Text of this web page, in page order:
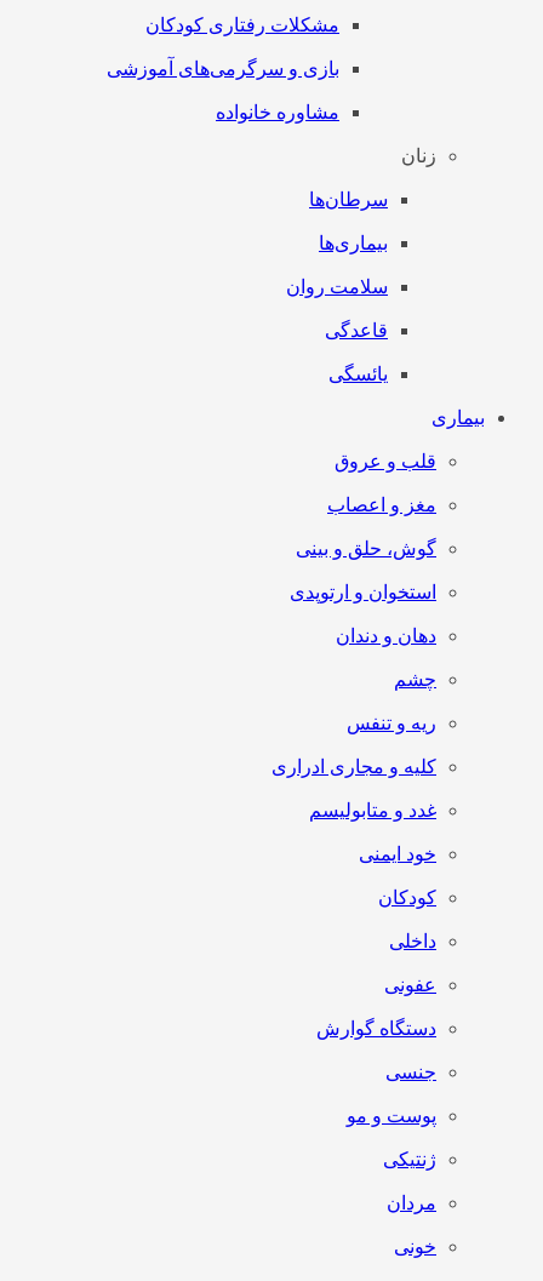
مشکلات رفتاری کودکان
بازی و سرگرمی‌های آموزشی
مشاوره خانواده
زنان
سرطان‌‌ها
بیماری‌ها
سلامت روان
قاعدگی
یائسگی
بیماری
قلب و عروق
مغز و اعصاب
گوش، حلق و بینی
استخوان و ارتوپدی
دهان و دندان
چشم
ریه و تنفس
کلیه و مجاری ادراری
غدد و متابولیسم
خود ایمنی
کودکان
داخلی
عفونی
دستگاه گوارش
جنسی
پوست و مو
ژنتیکی
مردان
خونی